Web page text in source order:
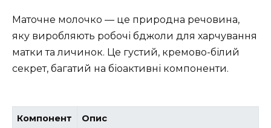
Маточне молочко — це природна речовина,
яку виробляють робочі бджоли для харчування
матки та личинок. Це густий, кремово-білий
секрет, багатий на біоактивні компоненти.
Компонент Опис